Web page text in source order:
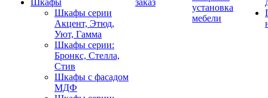
Шкафы
Шкафы серии
Акцент, Этюд,
Уют, Гамма
Шкафы серии:
Бронкс, Стелла,
Стив
Шкафы с фасадом
МДФ
заказ
установка
мебели